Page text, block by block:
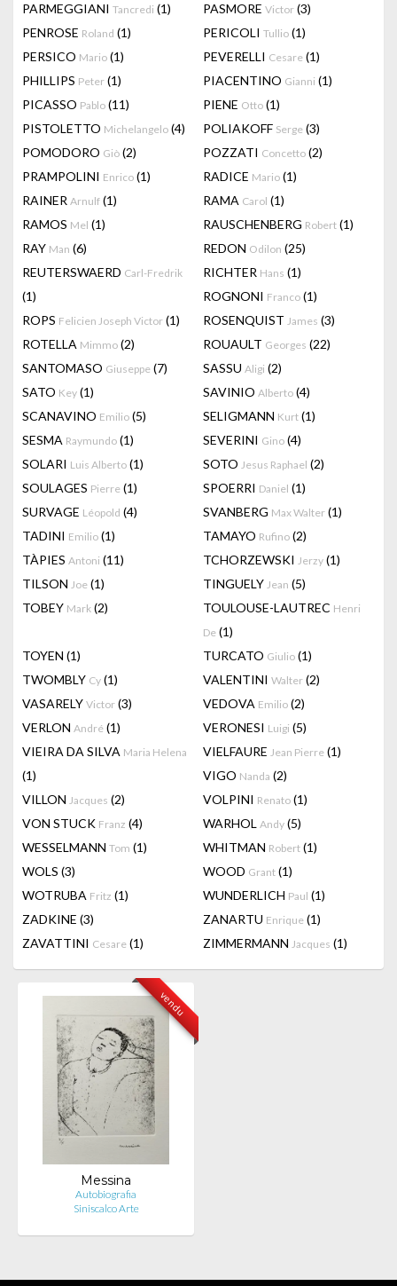
PARMEGGIANI Tancredi (1) PASMORE Victor (3)
PENROSE Roland (1) PERICOLI Tullio (1)
PERSICO Mario (1) PEVERELLI Cesare (1)
PHILLIPS Peter (1) PIACENTINO Gianni (1)
PICASSO Pablo (11) PIENE Otto (1)
PISTOLETTO Michelangelo (4) POLIAKOFF Serge (3)
POMODORO Giò (2) POZZATI Concetto (2)
PRAMPOLINI Enrico (1) RADICE Mario (1)
RAINER Arnulf (1) RAMA Carol (1)
RAMOS Mel (1) RAUSCHENBERG Robert (1)
RAY Man (6) REDON Odilon (25)
REUTERSWAERD Carl-Fredrik
(1)
RICHTER Hans (1)
ROGNONI Franco (1)
ROPS Felicien Joseph Victor (1) ROSENQUIST James (3)
ROTELLA Mimmo (2) ROUAULT Georges (22)
SANTOMASO Giuseppe (7) SASSU Aligi (2)
SATO Key (1) SAVINIO Alberto (4)
SCANAVINO Emilio (5) SELIGMANN Kurt (1)
SESMA Raymundo (1) SEVERINI Gino (4)
SOLARI Luis Alberto (1) SOTO Jesus Raphael (2)
SOULAGES Pierre (1) SPOERRI Daniel (1)
SURVAGE Léopold (4) SVANBERG Max Walter (1)
TADINI Emilio (1) TAMAYO Rufino (2)
TÀPIES Antoni (11) TCHORZEWSKI Jerzy (1)
TILSON Joe (1) TINGUELY Jean (5)
TOBEY Mark (2) TOULOUSE-LAUTREC Henri
De (1)
TOYEN (1) TURCATO Giulio (1)
TWOMBLY Cy (1) VALENTINI Walter (2)
VASARELY Victor (3) VEDOVA Emilio (2)
VERLON André (1) VERONESI Luigi (5)
VIEIRA DA SILVA Maria Helena
(1)
VIELFAURE Jean Pierre (1)
VIGO Nanda (2)
VILLON Jacques (2) VOLPINI Renato (1)
VON STUCK Franz (4) WARHOL Andy (5)
WESSELMANN Tom (1) WHITMAN Robert (1)
WOLS (3) WOOD Grant (1)
WOTRUBA Fritz (1) WUNDERLICH Paul (1)
ZADKINE (3) ZANARTU Enrique (1)
ZAVATTINI Cesare (1) ZIMMERMANN Jacques (1)
vendu
Messina
Autobiografia
Siniscalco Arte